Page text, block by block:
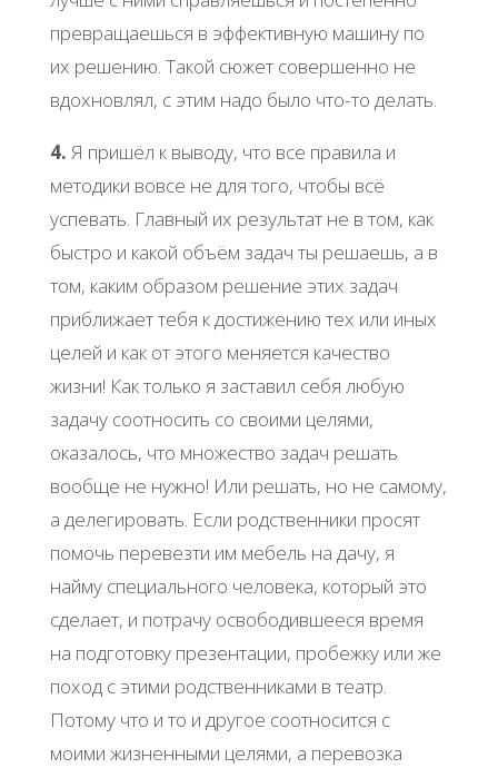
превращаешься в эффективную машину по
их решению. Такой сюжет совершенно не
вдохновлял, с этим надо было что-то делать.
4. Я пришёл к выводу, что все правила и
методики вовсе не для того, чтобы всё
успевать. Главный их результат не в том, как
быстро и какой объём задач ты решаешь, а в
том, каким образом решение этих задач
приближает тебя к достижению тех или иных
целей и как от этого меняется качество
жизни! Как только я заставил себя любую
задачу соотносить со своими целями,
оказалось, что множество задач решать
вообще не нужно! Или решать, но не самому,
а делегировать. Если родственники просят
помочь перевезти им мебель на дачу, я
найму специального человека, который это
сделает, и потрачу освободившееся время
на подготовку презентации, пробежку или же
поход с этими родственниками в театр.
Потому что и то и другое соотносится с
моими жизненными целями, а перевозка